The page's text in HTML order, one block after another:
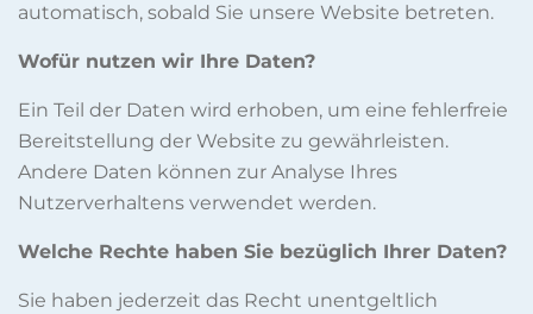
automatisch, sobald Sie unsere Website betreten.
Wofür nutzen wir Ihre Daten?
Ein Teil der Daten wird erhoben, um eine fehlerfreie
Bereitstellung der Website zu gewährleisten.
Andere Daten können zur Analyse Ihres
Nutzerverhaltens verwendet werden.
Welche Rechte haben Sie bezüglich Ihrer Daten?
Sie haben jederzeit das Recht unentgeltlich